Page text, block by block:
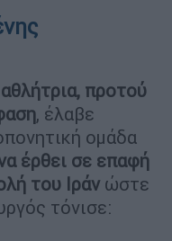
προτού
, έλαβε
ομάδα
έρθει σε επαφή
του Ιράν ώστε
τόνισε: